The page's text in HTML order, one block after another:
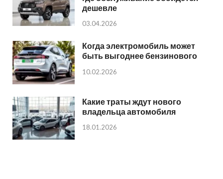
дешевле
03.04.2026
Когда электромобиль может
быть выгоднее бензинового
10.02.2026
Какие траты ждут нового
владельца автомобиля
18.01.2026